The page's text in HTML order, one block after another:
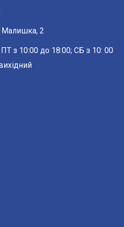
Малишка, 2
з 10:00 до 18:00; СБ з 10: 00